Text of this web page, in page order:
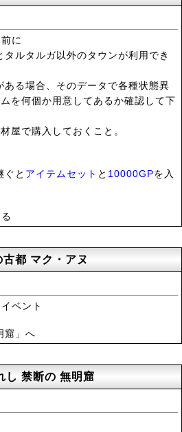
に
ルタルガ以外のタウンが利用でき
る場合、そのデータで各種状態異
を何個か用意してあるか確認して下
屋で購入しておくこと。
ぐと アイテムセット と 10000GPを入
古都 マク・アヌ
ベント
窟」へ
し 禁断の 無明窟